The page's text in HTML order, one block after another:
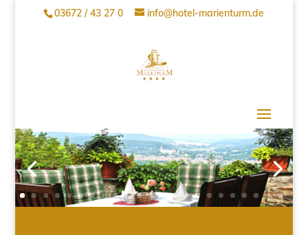
03672 / 43 27 0 info@hotel-marienturm.de